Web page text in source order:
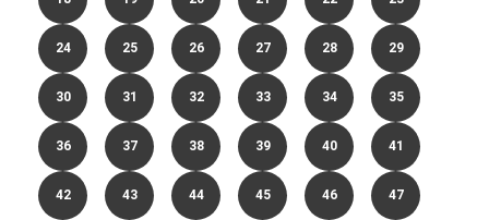
24 25 26 27 28 29
30 31 32 33 34 35
36 37 38 39 40 41
42 43 44 45 46 47